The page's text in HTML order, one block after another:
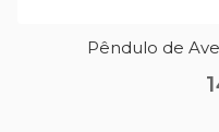
Pêndulo de